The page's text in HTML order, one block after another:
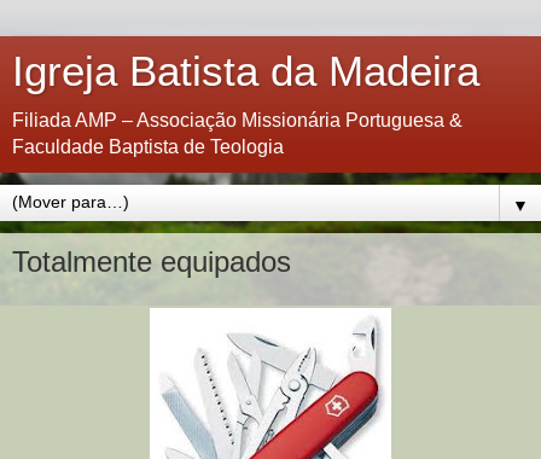
Igreja Batista da Madeira
Filiada AMP – Associação Missionária Portuguesa &
Faculdade Baptista de Teologia
▼
Totalmente equipados